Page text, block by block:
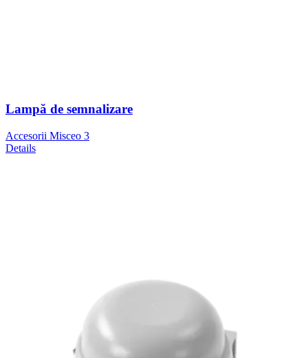
Lampă de semnalizare
Accesorii Misceo 3
Details